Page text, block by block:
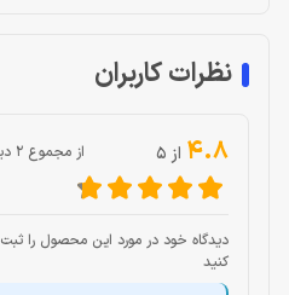
نظرات کاربران
4.8 از 5 از مجموع 2 دیدگاه
دیدگاه خود در مورد این محصول را ثبت
کنید